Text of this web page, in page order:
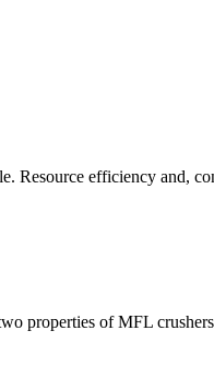
Resource efficiency and,
properties of MFL